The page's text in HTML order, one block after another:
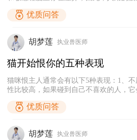
对应的治疗措施不同，需要根据猫咪的
优质问答
胡梦莲 执业兽医师
猫开始恨你的五种表现
猫咪恨主人通常会有以下5种表现：1、
性比较高，如果碰到自己不喜欢的人，它
的，如果它某天开始特别喜欢拆家，有
同一个空间里，会偷偷溜出家门。4、对
比较温顺的，如果猫咪对着你大叫，说明
优质问答
胡梦莲 执业兽医师